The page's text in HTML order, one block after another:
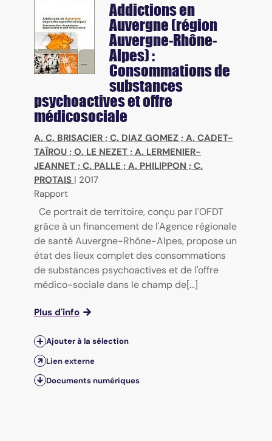
Addictions en
Auvergne (région
Auvergne-Rhône-
Alpes) :
Consommations de
substances
psychoactives et offre
médicosociale
A. C. BRISACIER ; C. DIAZ GOMEZ ; A. CADET-
TAÏROU ; O. LE NEZET ; A. LERMENIER-
JEANNET ; C. PALLE ; A. PHILIPPON ; C.
PROTAIS | 2017
Rapport
Ce portrait de territoire, conçu par l'OFDT
grâce à un financement de l'Agence régionale
de santé Auvergne-Rhône-Alpes, propose un
état des lieux complet des consommations
de substances psychoactives et de l'offre
médico-sociale dans le champ de[...]
Plus d'info
Ajouter à la sélection
Lien externe
Documents numériques